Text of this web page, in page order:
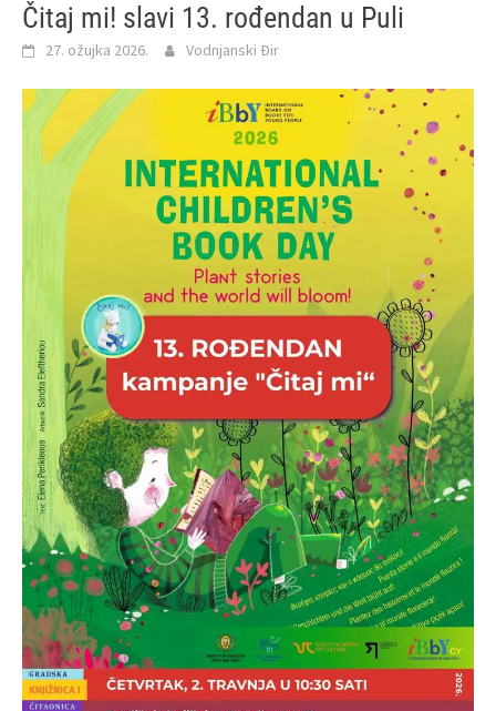
Čitaj mi! slavi 13. rođendan u Puli
27. ožujka 2026. Vodnjanski Đir